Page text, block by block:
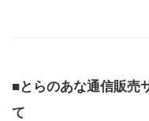
■とらのあな通信販売
て